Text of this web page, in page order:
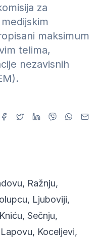
za
maksimum
telima,
nezavisnih
Ražnju,
Ljuboviji,
Sečnju,
Koceljevi,